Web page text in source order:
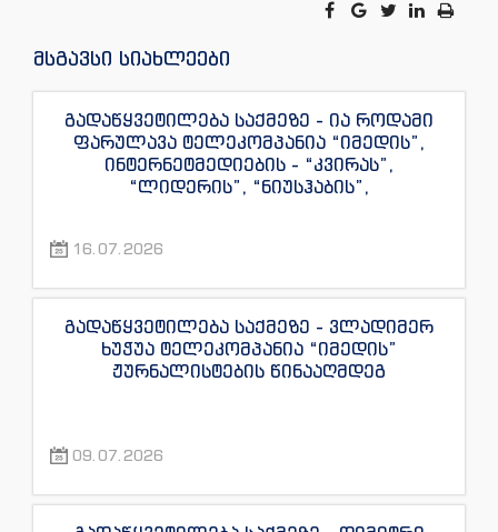
მსგავსი სიახლეები
გადაწყვეტილება საქმეზე - ია როდამი
ფარულავა ტელეკომპანია “იმედის”,
ინტერნეტმედიების - “კვირას”,
“ლიდერის”, “ნიუსჰაბის”,
“ექსკლუზივტივის” ჟურნალისტების
16.07.2026
გადაწყვეტილება საქმეზე - ვლადიმერ
ხუჭუა ტელეკომპანია “იმედის”
ჟურნალისტების წინააღმდეგ
09.07.2026